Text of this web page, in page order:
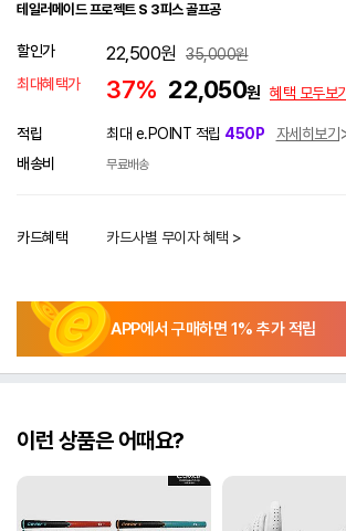
테일러메이드 프로젝트 S 3피스 골프공
할인가 22,500원 35,000원
최대혜택가
37% 22,050원 혜택 모두보기
적립 최대 e.POINT 적립 450P
자세히보기
배송비
무료배송
카드혜택 카드사별 무이자 혜택 >
APP에서 구매하면 1% 추가 적립
이런 상품은 어때요?